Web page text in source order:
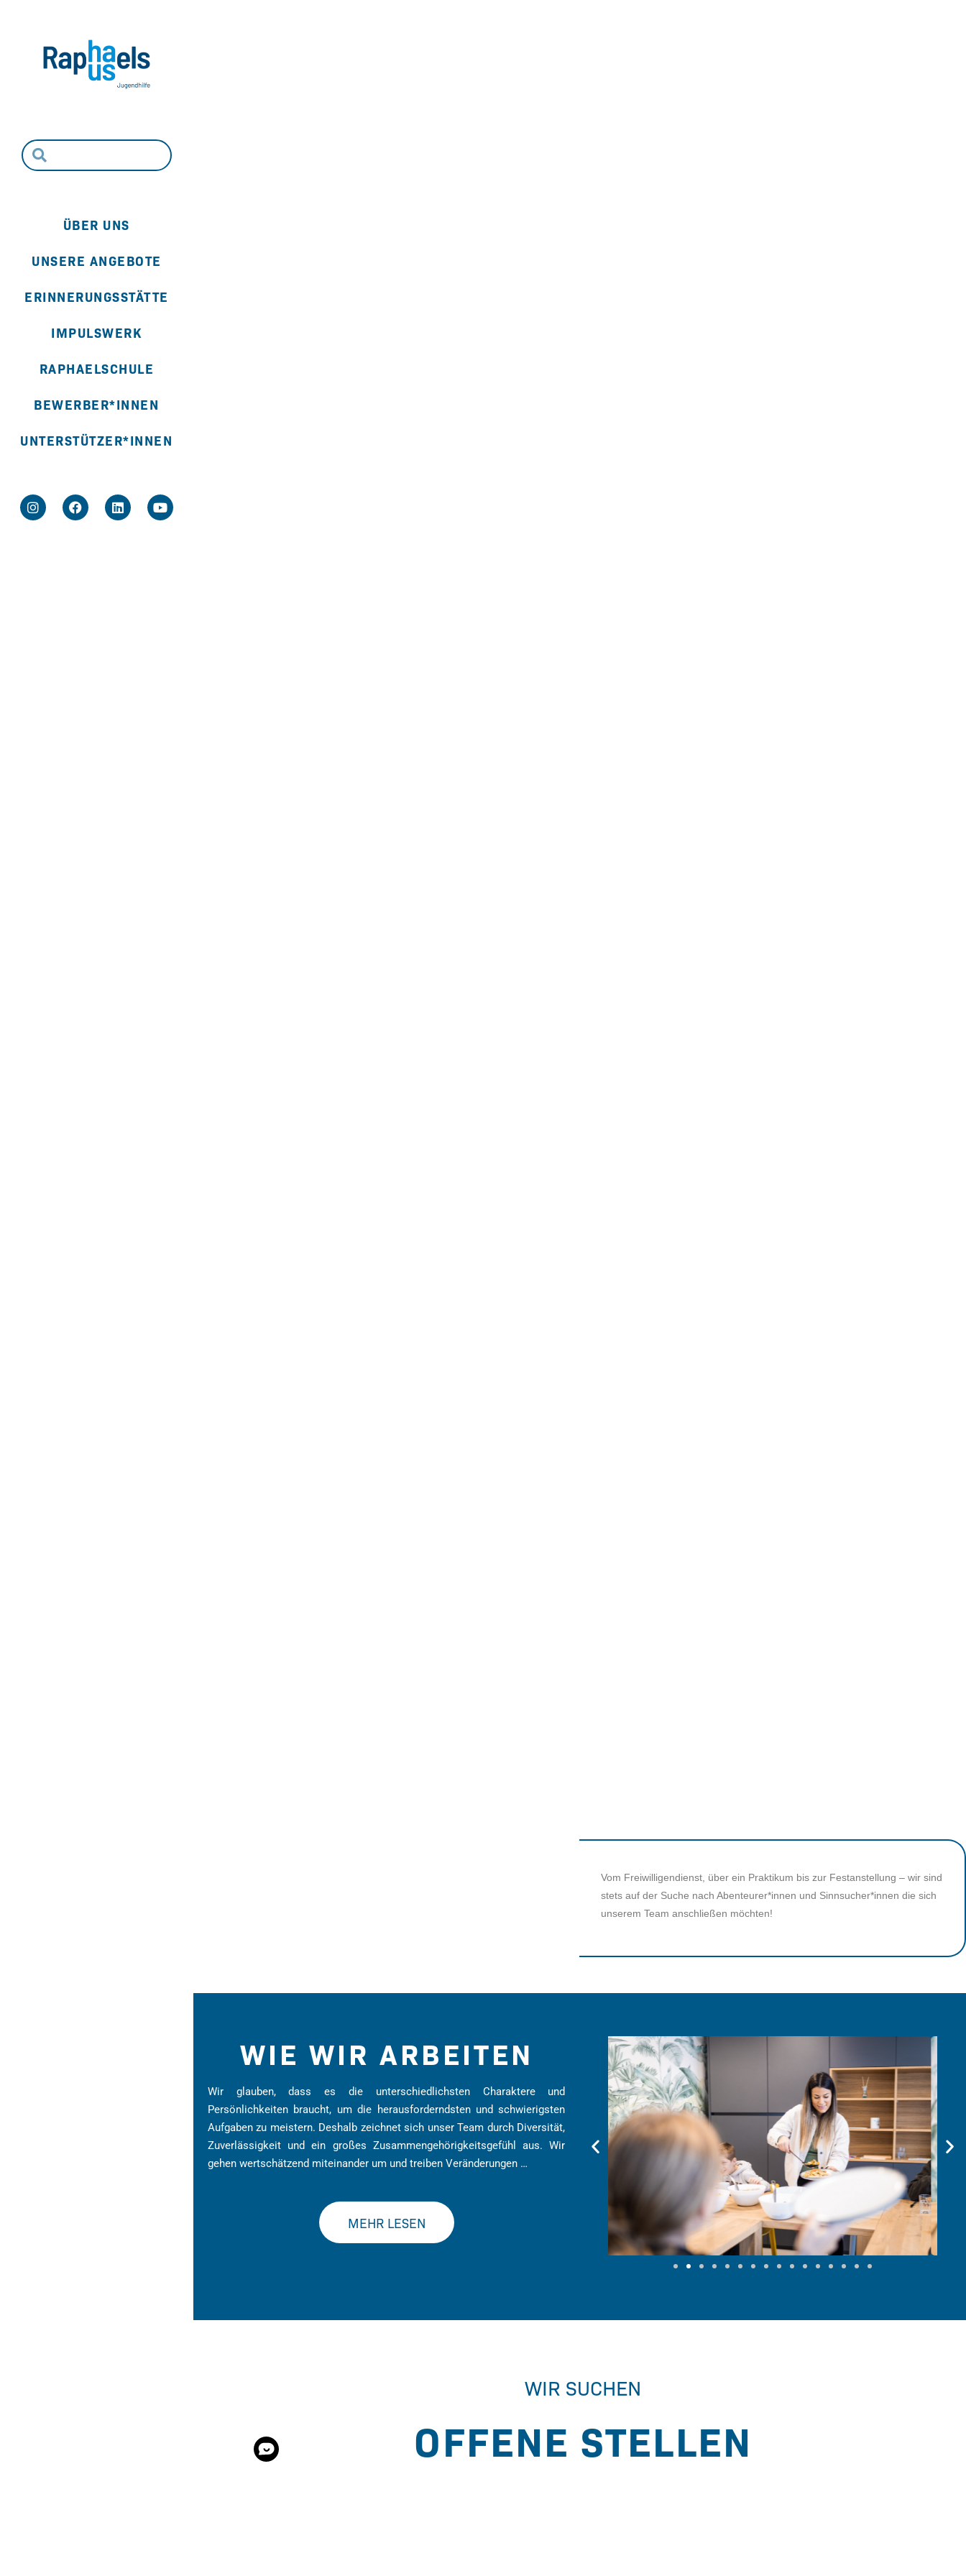
ÜBER UNS
UNSERE ANGEBOTE
ERINNERUNGSSTÄTTE
IMPULSWERK
RAPHAELSCHULE
BEWERBER*INNEN
UNTERSTÜTZER*INNEN
Vom Freiwilligendienst, über ein Praktikum bis zur Festanstellung – wir sind
stets auf der Suche nach Abenteurer*innen und Sinnsucher*innen die sich
unserem Team anschließen möchten!
WIE WIR ARBEITEN
Wir glauben, dass es die unterschiedlichsten Charaktere und
Persönlichkeiten braucht, um die herausforderndsten und schwierigsten
Aufgaben zu meistern. Deshalb zeichnet sich unser Team durch Diversität,
Zuverlässigkeit und ein großes Zusammengehörigkeitsgefühl aus. Wir
gehen wertschätzend miteinander um und treiben Veränderungen …
MEHR LESEN
WIR SUCHEN
OFFENE STELLEN